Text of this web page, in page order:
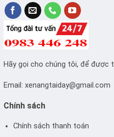
Hãy gọi cho chúng tôi, để được
Email: xenangtaiday@gmail.com
Chính sách
Chính sách thanh toán